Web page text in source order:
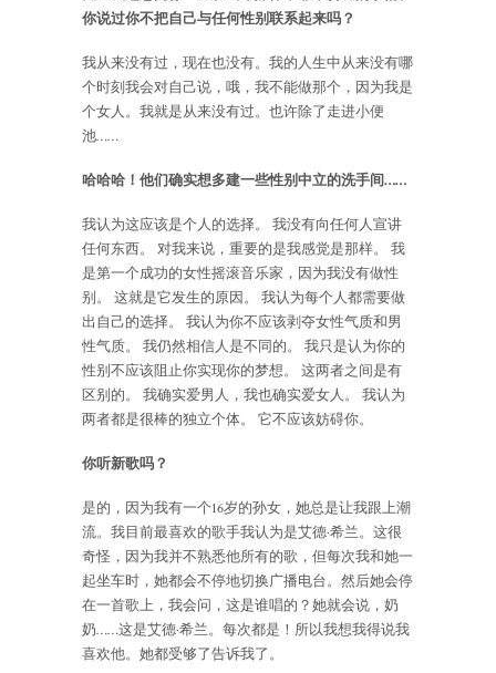
你说过你不把自己与任何性别联系起来吗？
我从来没有过，现在也没有。我的人生中从来没有哪
个时刻我会对自己说，哦，我不能做那个，因为我是
个女人。我就是从来没有过。也许除了走进小便
池……
哈哈哈！他们确实想多建一些性别中立的洗手间……
我认为这应该是个人的选择。 我没有向任何人宣讲
任何东西。 对我来说，重要的是我感觉是那样。 我
是第一个成功的女性摇滚音乐家，因为我没有做性
别。 这就是它发生的原因。 我认为每个人都需要做
出自己的选择。 我认为你不应该剥夺女性气质和男
性气质。 我仍然相信人是不同的。 我只是认为你的
性别不应该阻止你实现你的梦想。 这两者之间是有
区别的。 我确实爱男人，我也确实爱女人。 我认为
两者都是很棒的独立个体。 它不应该妨碍你。
你听新歌吗？
是的，因为我有一个16岁的孙女，她总是让我跟上潮
流。我目前最喜欢的歌手我认为是艾德·希兰。这很
奇怪，因为我并不熟悉他所有的歌，但每次我和她一
起坐车时，她都会不停地切换广播电台。然后她会停
在一首歌上，我会问，这是谁唱的？她就会说，奶
奶……这是艾德·希兰。每次都是！所以我想我得说我
喜欢他。她都受够了告诉我了。